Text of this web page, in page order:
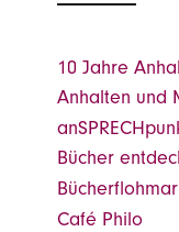
10 Jahre
Anhalten und
Bücher
Café Philo